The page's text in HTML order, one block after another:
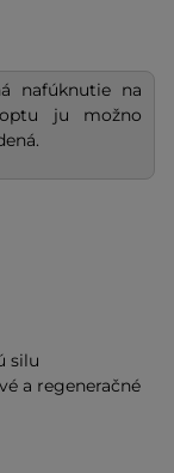
nafúknutie na
ju možno
silu
a regeneračné